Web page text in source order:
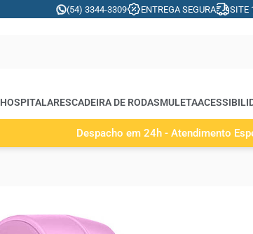
(54) 3344-3309 ENTREGA SEGURA SITE
HOSPITALARESCADEIRA DE RODASMULETA
Despacho em 24h - Atendimento